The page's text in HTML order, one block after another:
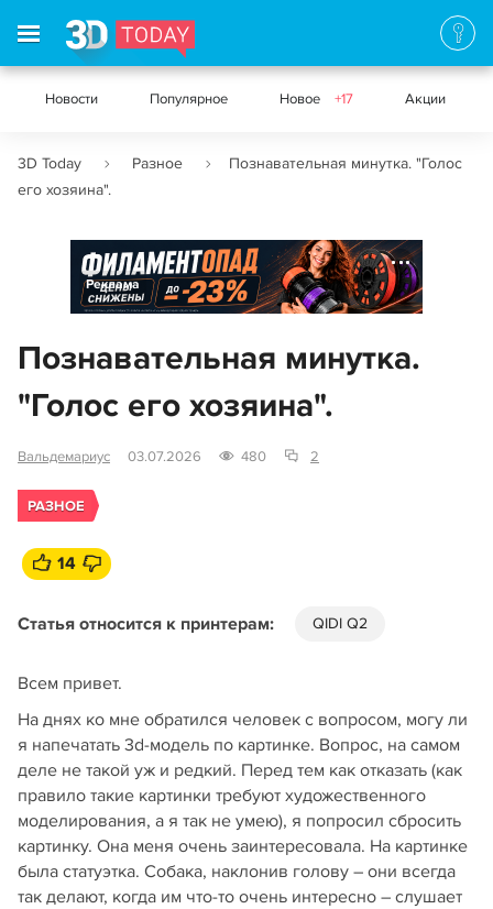
Новости Популярное Новое +17 Акции
3D Today Разное
Познавательная минутка. "Голос
его хозяина".
Реклама
Познавательная минутка.
"Голос его хозяина".
Вальдемариус 03.07.2026 480 2
РАЗНОЕ
14
Статья относится к принтерам: QIDI Q2
Всем привет.
На днях ко мне обратился человек с вопросом, могу ли
я напечатать 3d-модель по картинке. Вопрос, на самом
деле не такой уж и редкий. Перед тем как отказать (как
правило такие картинки требуют художественного
моделирования, а я так не умею), я попросил сбросить
картинку. Она меня очень заинтересовала. На картинке
была статуэтка. Собака, наклонив голову – они всегда
так делают, когда им что-то очень интересно – слушает